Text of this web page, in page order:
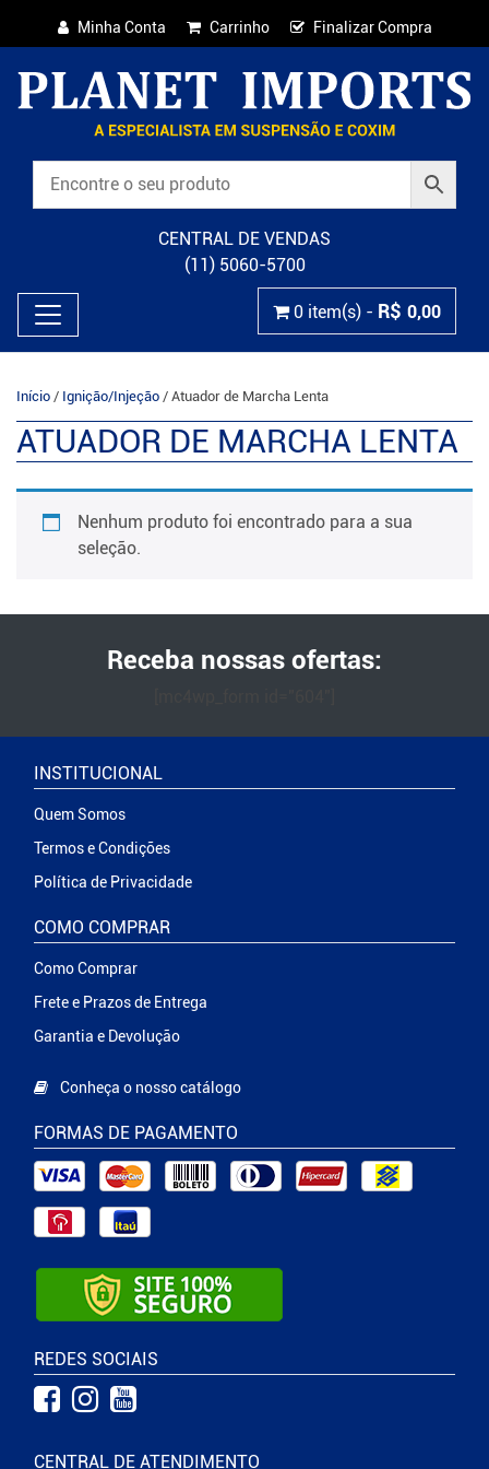
Minha Conta Carrinho Finalizar Compra
CENTRAL DE VENDAS
(11) 5060-5700
0 item(s) - R$ 0,00
Início / Ignição/Injeção / Atuador de Marcha Lenta
ATUADOR DE MARCHA LENTA
Nenhum produto foi encontrado para a sua
seleção.
Receba nossas ofertas:
INSTITUCIONAL
Quem Somos
Termos e Condições
Política de Privacidade
COMO COMPRAR
Como Comprar
Frete e Prazos de Entrega
Garantia e Devolução
Conheça o nosso catálogo
FORMAS DE PAGAMENTO
REDES SOCIAIS
CENTRAL DE ATENDIMENTO